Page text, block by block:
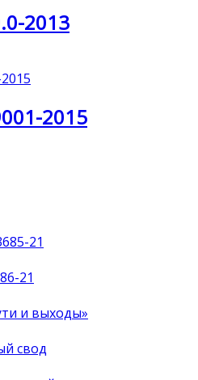
2013
2015
21
21
и выходы»
свод